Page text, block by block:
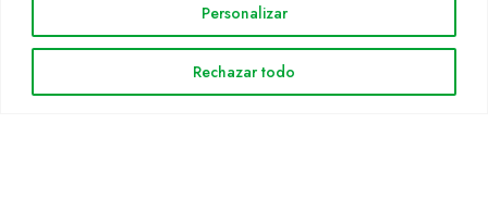
Personalizar
Rechazar todo
Áreas de trabajo
Solicitud Catálogo